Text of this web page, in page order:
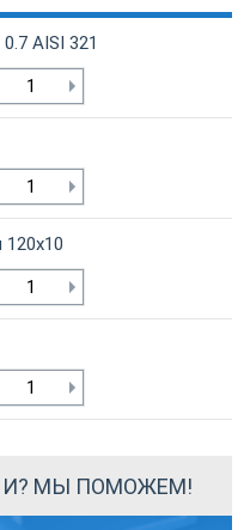
AISI 321
МЫ ПОМОЖЕМ!